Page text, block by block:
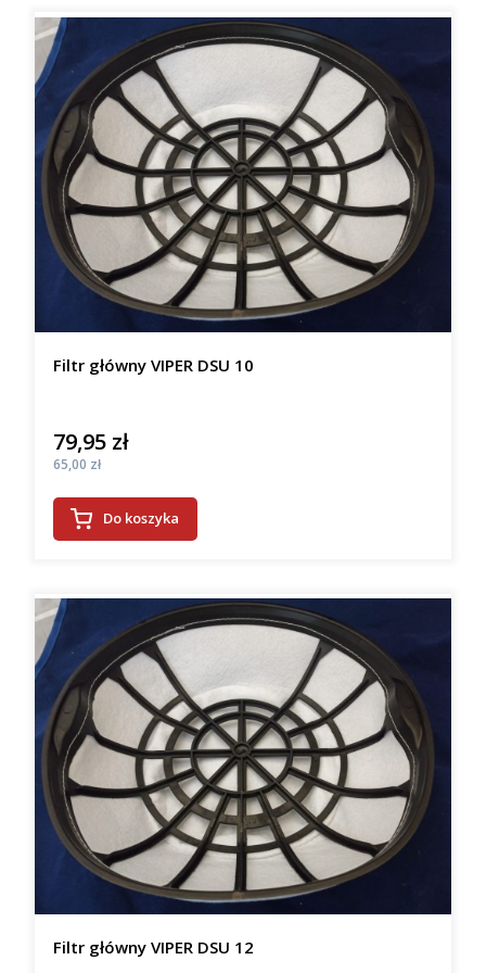
Filtr główny VIPER DSU 10
Cena
79,95 zł
Cena
65,00 zł
Do koszyka
Filtr główny VIPER DSU 12